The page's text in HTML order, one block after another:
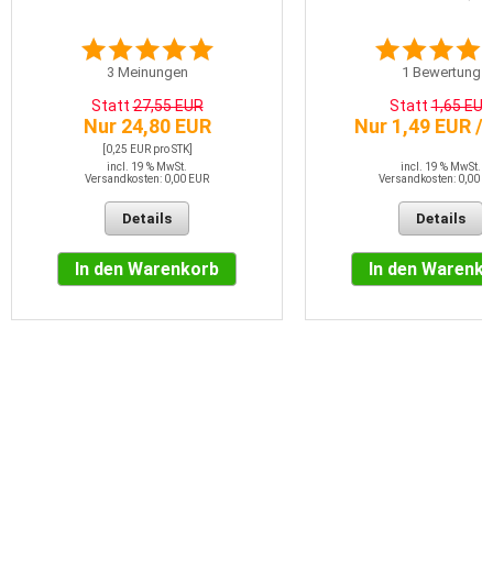
3 Meinungen
Statt27,55 EUR
Nur 24,80 EUR
[0,25 EUR pro STK]
incl. 19 % MwSt.
Versandkosten: 0,00 EUR
Details
In den Warenkorb
1 Bewertung
Statt1,65 EUR
Nur 1,49 EUR /
incl. 19 % MwSt.
Versandkosten: 0,00
Details
In den